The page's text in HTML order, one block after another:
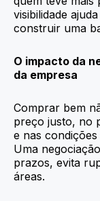
visibilidade
construir uma
O impacto da
da empresa
Comprar bem
preço justo, no
e nas
Uma
prazos, evita
áreas.